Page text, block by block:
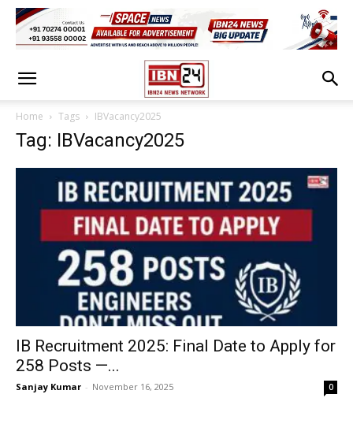
Home Tags IBVacancy2025
Tag: IBVacancy2025
IB Recruitment 2025: Final Date to Apply for
258 Posts —...
Sanjay Kumar - November 16, 2025 0